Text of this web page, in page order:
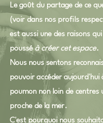
Le goût du partage de ce
(voir dans nos profils
est aussi une des raisons
pousséà créer cet espace.
Nous nous sentons
pouvoir accéder aujourd'hui
poumon non loin de centres
proche de la mer.
C'est pourquoi nous